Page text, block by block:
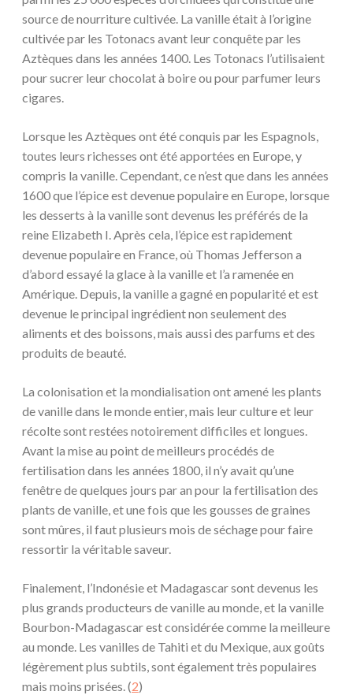
source de nourriture cultivée. La vanille était à l’origine
cultivée par les Totonacs avant leur conquête par les
Aztèques dans les années 1400. Les Totonacs l’utilisaient
pour sucrer leur chocolat à boire ou pour parfumer leurs
cigares.
Lorsque les Aztèques ont été conquis par les Espagnols,
toutes leurs richesses ont été apportées en Europe, y
compris la vanille. Cependant, ce n’est que dans les années
1600 que l’épice est devenue populaire en Europe, lorsque
les desserts à la vanille sont devenus les préférés de la
reine Elizabeth I. Après cela, l’épice est rapidement
devenue populaire en France, où Thomas Jefferson a
d’abord essayé la glace à la vanille et l’a ramenée en
Amérique. Depuis, la vanille a gagné en popularité et est
devenue le principal ingrédient non seulement des
aliments et des boissons, mais aussi des parfums et des
produits de beauté.
La colonisation et la mondialisation ont amené les plants
de vanille dans le monde entier, mais leur culture et leur
récolte sont restées notoirement difficiles et longues.
Avant la mise au point de meilleurs procédés de
fertilisation dans les années 1800, il n’y avait qu’une
fenêtre de quelques jours par an pour la fertilisation des
plants de vanille, et une fois que les gousses de graines
sont mûres, il faut plusieurs mois de séchage pour faire
ressortir la véritable saveur.
Finalement, l’Indonésie et Madagascar sont devenus les
plus grands producteurs de vanille au monde, et la vanille
Bourbon-Madagascar est considérée comme la meilleure
au monde. Les vanilles de Tahiti et du Mexique, aux goûts
légèrement plus subtils, sont également très populaires
mais moins prisées. (2)